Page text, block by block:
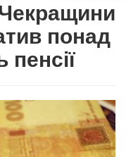
понад
пенсії